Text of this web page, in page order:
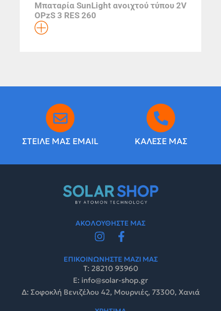
Μπαταρία SunLight ανοιχτού τύπου 2V
OPzS 3 RES 260
ΣΤΕΙΛΕ ΜΑΣ EMAIL ΚΑΛΕΣΕ ΜΑΣ
ΑΚΟΛΟΥΘΗΣΤΕ ΜΑΣ
ΕΠΙΚΟΙΝΩΝΗΣΤΕ ΜΑΖΙ ΜΑΣ
Τ: 28210 93960
E: info@solar-shop.gr
Δ: Σοφοκλή Βενιζέλου 42, Μουρνιές, 73300, Χανιά